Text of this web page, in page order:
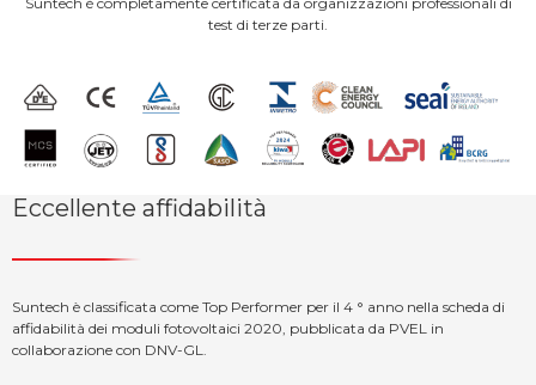
test di terze parti.
Eccellente affidabilità
Suntech è classificata come Top Performer per il 4 ° anno nella scheda di
affidabilità dei moduli fotovoltaici 2020, pubblicata da PVEL in
collaborazione con DNV-GL.